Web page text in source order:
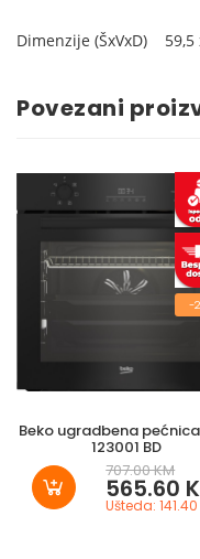
Dimenzije (ŠxVxD) 59,5
Povezani
-
Beko ugradbena pećnica
123001 BD
707.00 KM
565.60
Ušteda: 141.40